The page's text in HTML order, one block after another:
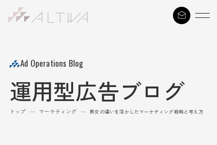
Ad Operations Blog
運用型広告ブログ
トップ — マーケティング — 男女の違いを活かしたマーケティング戦略と考え方